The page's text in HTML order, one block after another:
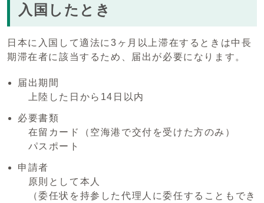
入国したとき
日本に入国して適法に3ヶ月以上滞在するときは中長
期滞在者に該当するため、届出が必要になります。
届出期間
上陸した日から14日以内
必要書類
在留カード（空海港で交付を受けた方のみ）
パスポート
申請者
原則として本人
（委任状を持参した代理人に委任することもでき